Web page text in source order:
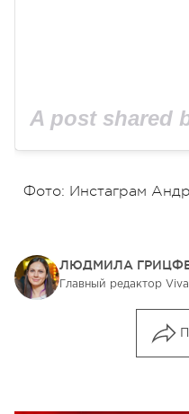
Фото: Инстаграм
ЛЮДМИЛА
Главный редактор